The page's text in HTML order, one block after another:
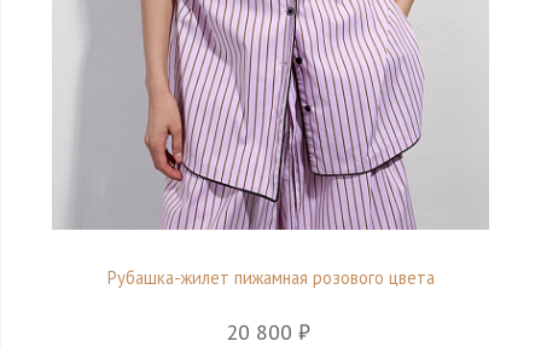
Рубашка-жилет пижамная розового цвета
20 800 ₽